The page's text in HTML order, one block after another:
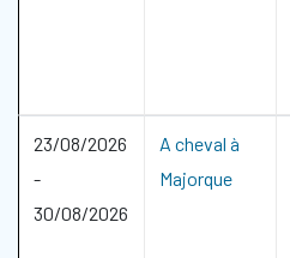
23/08/2026
-
30/08/2026
A cheval à
Majorque